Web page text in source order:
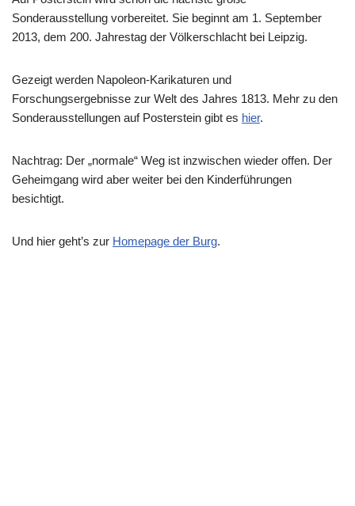
Sonderausstellung vorbereitet. Sie beginnt am 1. September
2013, dem 200. Jahrestag der Völkerschlacht bei Leipzig.
Gezeigt werden Napoleon-Karikaturen und
Forschungsergebnisse zur Welt des Jahres 1813. Mehr zu den
Sonderausstellungen auf Posterstein gibt es hier.
Nachtrag: Der „normale“ Weg ist inzwischen wieder offen. Der
Geheimgang wird aber weiter bei den Kinderführungen
besichtigt.
Und hier geht’s zur Homepage der Burg.